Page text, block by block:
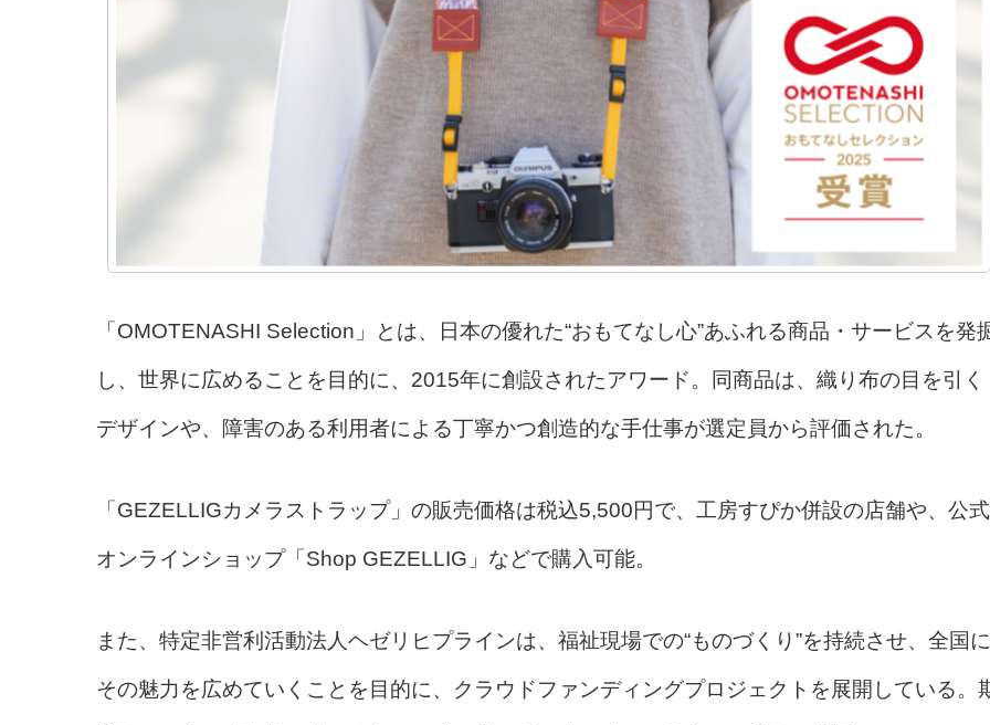
「OMOTENASHI Selection」とは、日本の優れた“おもてなし心”あふれる商品・サービスを発
し、世界に広めることを目的に、2015年に創設されたアワード。同商品は、織り布の目を引く
デザインや、障害のある利用者による丁寧かつ創造的な手仕事が選定員から評価された。
「GEZELLIGカメラストラップ」の販売価格は税込5,500円で、工房すぴか併設の店舗や、公式
オンラインショップ「Shop GEZELLIG」などで購入可能。
また、特定非営利活動法人ヘゼリヒプラインは、福祉現場での“ものづくり”を持続させ、全国に
その魅力を広めていくことを目的に、クラウドファンディングプロジェクトを展開している。